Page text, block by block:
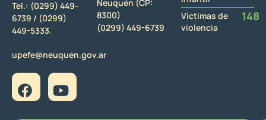
Tel.: (0299) 449-
6739 / (0299)
449-5333.
upefe@neuquen.gov.ar
Neuquén (CP:
8300)
(0299) 449-6739
Víctimas de
violencia
148